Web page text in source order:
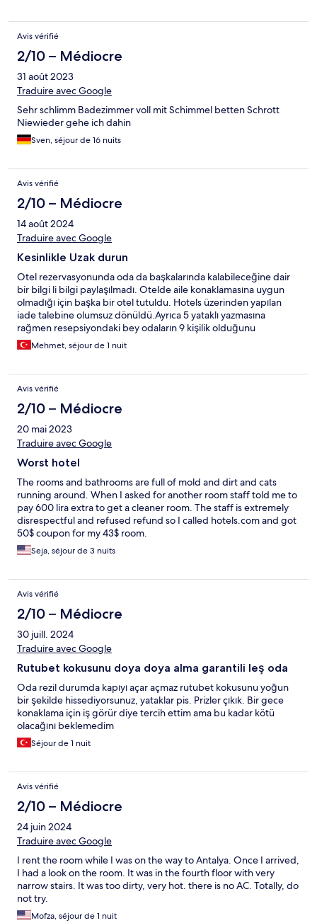
Avis vérifié
2/10 – Médiocre
31 août 2023
Traduire avec Google
Sehr schlimm Badezimmer voll mit Schimmel betten Schrott
Niewieder gehe ich dahin
Sven, séjour de 16 nuits
Avis vérifié
2/10 – Médiocre
14 août 2024
Traduire avec Google
Kesinlikle Uzak durun
Otel rezervasyonunda oda da başkalarında kalabileceğine dair
bir bilgi li bilgi paylaşılmadı. Otelde aile konaklamasına uygun
olmadığı için başka bir otel tutuldu. Hotels üzerinden yapılan
iade talebine olumsuz dönüldü.Ayrıca 5 yataklı yazmasına
rağmen resepsiyondaki bey odaların 9 kişilik olduğunu
paylaşımlı oda olduğunu söyledi.
Mehmet, séjour de 1 nuit
Avis vérifié
2/10 – Médiocre
20 mai 2023
Traduire avec Google
Worst hotel
The rooms and bathrooms are full of mold and dirt and cats
running around. When I asked for another room staff told me to
pay 600 lira extra to get a cleaner room. The staff is extremely
disrespectful and refused refund so I called hotels.com and got
50$ coupon for my 43$ room.
Seja, séjour de 3 nuits
Avis vérifié
2/10 – Médiocre
30 juill. 2024
Traduire avec Google
Rutubet kokusunu doya doya alma garantili leş oda
Oda rezil durumda kapıyı açar açmaz rutubet kokusunu yoğun
bir şekilde hissediyorsunuz, yataklar pis. Prizler çıkık. Bir gece
konaklama için iş görür diye tercih ettim ama bu kadar kötü
olacağını beklemedim
Séjour de 1 nuit
Avis vérifié
2/10 – Médiocre
24 juin 2024
Traduire avec Google
I rent the room while I was on the way to Antalya. Once I arrived,
I had a look on the room. It was in the fourth floor with very
narrow stairs. It was too dirty, very hot. there is no AC. Totally, do
not try.
Mofza, séjour de 1 nuit